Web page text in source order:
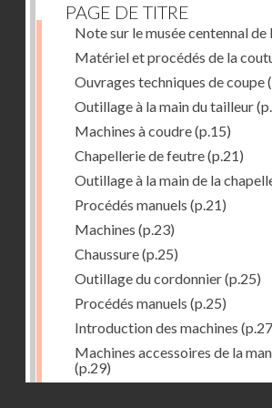
PAGE DE TITRE
Note sur le musée centennal de
Matériel et procédés de la
Ouvrages techniques de coupe
Outillage à la main du tailleur
Machines à coudre(p.15)
Chapellerie de feutre(p.21)
Outillage à la main de la
Procédés manuels (p.21)
Machines (p.23)
Chaussure(p.25)
Outillage du cordonnier(p.25)
Procédés manuels (p.25)
Introduction des machines
Machines accessoires de la
(p.29)